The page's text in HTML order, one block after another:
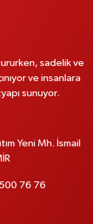
sadelik ve
ve insanlara
sunuyor.
Yeni Mh. İsmail
76 76